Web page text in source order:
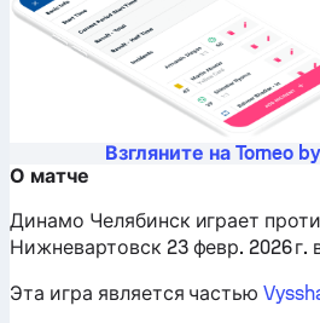
Взгляните на Torneo
О матче
Динамо Челябинск играет
Нижневартовск 23 февр. 2026 г.
Эта игра является частью